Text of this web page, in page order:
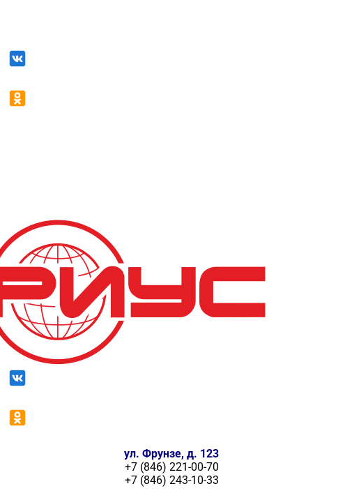
ул. Фрунзе, д. 123
+7 (846) 221-00-70
+7 (846) 243-10-33